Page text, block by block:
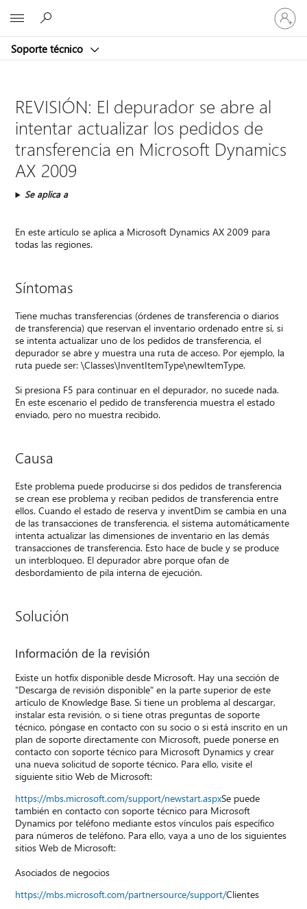
Soporte técnico
Iniciar
sesión
en
cuenta
REVISIÓN: El depurador se abre al
intentar actualizar los pedidos de
transferencia en Microsoft Dynamics
AX 2009
Se aplica a
En este artículo se aplica a Microsoft Dynamics AX 2009 para
todas las regiones.
Síntomas
Tiene muchas transferencias (órdenes de transferencia o diarios
de transferencia) que reservan el inventario ordenado entre sí, si
se intenta actualizar uno de los pedidos de transferencia, el
depurador se abre y muestra una ruta de acceso. Por ejemplo, la
ruta puede ser: \Classes\InventItemType\newItemType.
Si presiona F5 para continuar en el depurador, no sucede nada.
En este escenario el pedido de transferencia muestra el estado
enviado, pero no muestra recibido.
Causa
Este problema puede producirse si dos pedidos de transferencia
se crean ese problema y reciban pedidos de transferencia entre
ellos. Cuando el estado de reserva y inventDim se cambia en una
de las transacciones de transferencia, el sistema automáticamente
intenta actualizar las dimensiones de inventario en las demás
transacciones de transferencia. Esto hace de bucle y se produce
un interbloqueo. El depurador abre porque ofan de
desbordamiento de pila interna de ejecución.
Solución
Información de la revisión
Existe un hotfix disponible desde Microsoft. Hay una sección de
"Descarga de revisión disponible" en la parte superior de este
artículo de Knowledge Base. Si tiene un problema al descargar,
instalar esta revisión, o si tiene otras preguntas de soporte
técnico, póngase en contacto con su socio o si está inscrito en un
plan de soporte directamente con Microsoft, puede ponerse en
contacto con soporte técnico para Microsoft Dynamics y crear
una nueva solicitud de soporte técnico. Para ello, visite el
siguiente sitio Web de Microsoft:
https://mbs.microsoft.com/support/newstart.aspxSe puede
también en contacto con soporte técnico para Microsoft
Dynamics por teléfono mediante estos vínculos país específico
para números de teléfono. Para ello, vaya a uno de los siguientes
sitios Web de Microsoft:
Asociados de negocios
https://mbs.microsoft.com/partnersource/support/Clientes